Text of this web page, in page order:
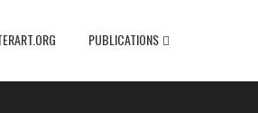
PUBLICATIONS